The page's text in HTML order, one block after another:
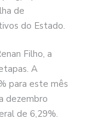
de
do Estado.
Filho, a
A
para este mês
dezembro
de 6,29%.